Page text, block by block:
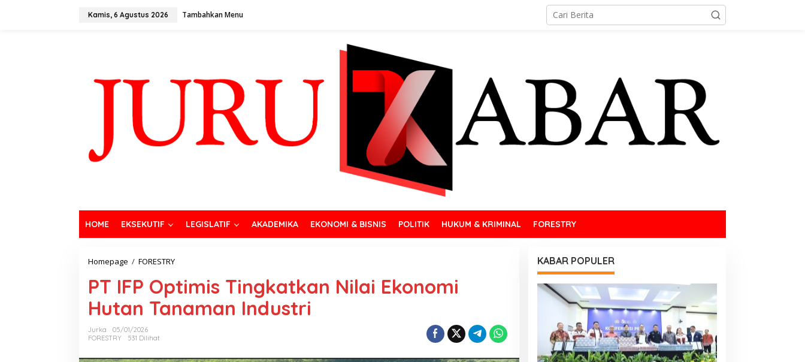
Kamis, 6 Agustus 2026 Tambahkan Menu
HOME EKSEKUTIF LEGISLATIF AKADEMIKA EKONOMI & BISNIS POLITIK HUKUM & KRIMINAL FORESTRY
Homepage / FORESTRY
PT IFP Optimis Tingkatkan Nilai Ekonomi
Hutan Tanaman Industri
Jurka
05/01/2026
FORESTRY
531 Dilihat
KABAR POPULER